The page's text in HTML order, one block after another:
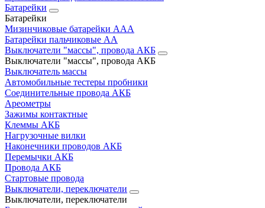
Батарейки
Батарейки
Мизинчиковые батарейки AAA
Батарейки пальчиковые АА
Выключатели "массы", провода АКБ
Выключатели "массы", провода АКБ
Выключатель массы
Автомобильные тестеры пробники
Соединительные провода АКБ
Ареометры
Зажимы контактные
Клеммы АКБ
Нагрузочные вилки
Наконечники проводов АКБ
Перемычки АКБ
Провода АКБ
Стартовые провода
Выключатели, переключатели
Выключатели, переключатели